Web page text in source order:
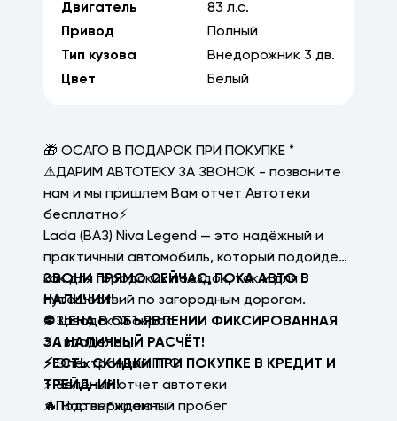
Двигатель
83 л.с.
Привод
Полный
Тип кузова
Внедорожник 3 дв.
Цвет
Белый
🎁 ОСАГО В ПОДАРОК ПРИ ПОКУПКЕ *
⚠ДАРИМ АВТОТЕКУ ЗА ЗВОНОК - позвоните
нам и мы пришлем Вам отчет Автотеки
бесплатно⚡
Lada (ВАЗ) Niva Legend — это надёжный и
практичный автомобиль, который подойдёт
как для городских поездок, так и для
путешествий по загородным дорогам.
⚡ Заводской окрас
⚡ 1 владелец
⚡ Электронный ПТС
⚡ Зеленый отчет автотеки
⚡ Подтвержденный пробег
ЗВОНИ ПРЯМО СЕЙЧАС, ПОКА АВТО В
НАЛИЧИИ!
⛔ ЦЕНА В ОБЪЯВЛЕНИИ ФИКСИРОВАННАЯ
ЗА НАЛИЧНЫЙ РАСЧЁТ!
⚡ЕСТЬ СКИДКИ ПРИ ПОКУПКЕ В КРЕДИТ И
ТРЕЙД-ИН!
🔥 Нас выбирают: